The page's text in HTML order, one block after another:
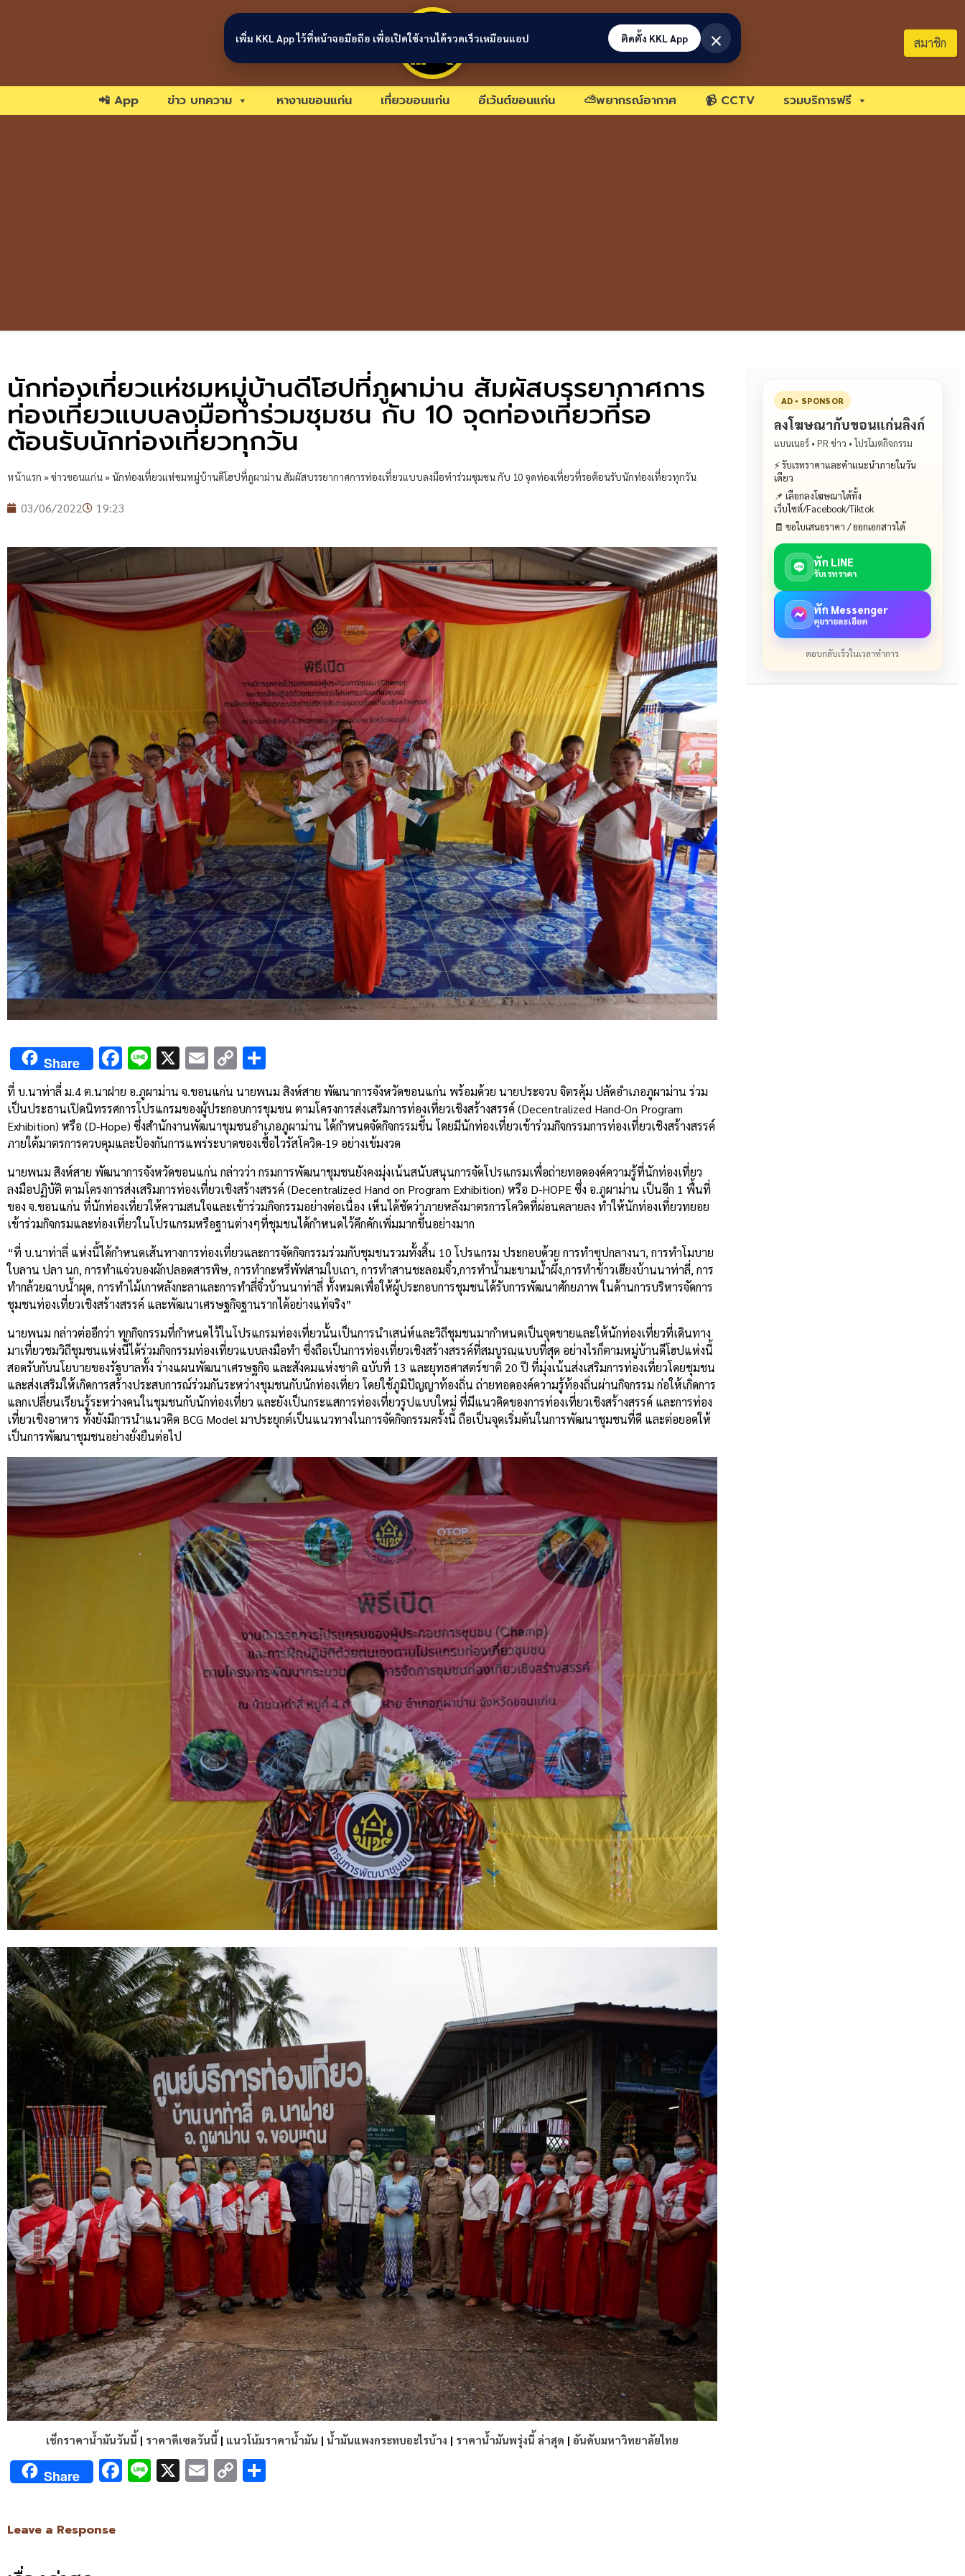
ขอนแก่นลิงก์ สมาชิก
📲 App ข่าว บทความ หางานขอนแก่น เที่ยวขอนแก่น อีเว้นต์ขอนแก่น ⛅พยากรณ์อากาศ 📹 CCTV รวมบริการฟรี
นักท่องเที่ยวแห่ชมหมู่บ้านดีโฮปที่ภูผาม่าน สัมผัสบรรยากาศการ
ท่องเที่ยวแบบลงมือทำร่วมชุมชน กับ 10 จุดท่องเที่ยวที่รอ
ต้อนรับนักท่องเที่ยวทุกวัน
หน้าแรก »ข่าวขอนแก่น» นักท่องเที่ยวแห่ชมหมู่บ้านดีโฮปที่ภูผาม่าน สัมผัสบรรยากาศการท่องเที่ยวแบบลงมือทำร่วมชุมชน กับ 10 จุดท่องเที่ยวที่รอต้อนรับนักท่องเที่ยวทุกวัน
03/06/2022 19:23
Share Facebook
Line
X Email
Copy
ที่ บ.นาท่าลี่ ม.4 ต.นาฝาย อ.ภูผาม่าน จ.ขอนแก่น นายพนม สิงห์สาย พัฒนาการจังหวัดขอนแก่น พร้อมด้วย นายประจวบ จิตรคุ้ม ปลัดอำเภอภูผาม่าน ร่วม
เป็นประธานเปิดนิทรรศการโปรแกรมของผู้ประกอบการชุมชน ตามโครงการส่งเสริมการท่องเที่ยวเชิงสร้างสรรค์ (Decentralized Hand-On Program
Exhibition) หรือ (D-Hope) ซึ่งสำนักงานพัฒนาชุมชนอำเภอภูผาม่าน ได้กำหนดจัดกิจกรรมขึ้น โดยมีนักท่องเที่ยวเข้าร่วมกิจกรรมการท่องเที่ยวเชิงสร้างสรรค์
ภายใต้มาตรการควบคุมและป้องกันการแพร่ระบาดของเชื้อไวรัสโควิด-19 อย่างเข้มงวด
นายพนม สิงห์สาย พัฒนาการจังหวัดขอนแก่น กล่าวว่า กรมการพัฒนาชุมชนยังคงมุ่งเน้นสนับสนุนการจัดโปรแกรมเพื่อถ่ายทอดองค์ความรู้ที่นักท่องเที่ยว
ลงมือปฏิบัติ ตามโครงการส่งเสริมการท่องเที่ยวเชิงสร้างสรรค์ (Decentralized Hand on Program Exhibition) หรือ D-HOPE ซึ่ง อ.ภูผาม่าน เป็นอีก 1 พื้นที่
ของ จ.ขอนแก่น ที่นักท่องเที่ยวให้ความสนใจและเข้าร่วมกิจกรรมอย่างต่อเนื่อง เห็นได้ชัดว่าภายหลังมาตรการโควิดที่ผ่อนคลายลง ทำให้นักท่องเที่ยวทยอย
เข้าร่วมกิจกรมและท่องเที่ยวในโปรแกรมหรือฐานต่างๆที่ชุมชนได้กำหนดไว้คึกคักเพิ่มมากขึ้นอย่างมาก
“ที่ บ.นาท่าลี่ แห่งนี้ได้กำหนดเส้นทางการท่องเที่ยวและการจัดกิจกรรมร่วมกับชุมชนรวมทั้งสิ้น 10 โปรแกรม ประกอบด้วย การทำซุปกลางนา, การทำโมบาย
ใบลาน ปลา นก, การทำแจ่วบองผักปลอดสารพิษ, การทำกะหรี่พัฟสามใบเถา, การทำสานชะลอมจิ๋ว,การทำน้ำมะขามน้ำผึ้ง,การทำข้าวเฮียงบ้านนาท่าลี่, การ
ทำกล้วยฉาบน้ำผุด, การทำไม้เกาหลังกะลาและการทำลี่จิ๋วบ้านนาท่าลี่ ทั้งหมดเพื่อให้ผู้ประกอบการชุมชนได้รับการพัฒนาศักยภาพ ในด้านการบริหารจัดการ
ชุมชนท่องเที่ยวเชิงสร้างสรรค์ และพัฒนาเศรษฐกิจฐานรากได้อย่างแท้จริง”
นายพนม กล่าวต่ออีกว่า ทุกกิจกรรมที่กำหนดไว้ในโปรแกรมท่องเที่ยวนั้นเป็นการนำเสน่ห์และวิถีชุมชนมากำหนดเป็นจุดขายและให้นักท่องเที่ยวที่เดินทาง
มาเที่ยวชมวิถีชุมชนแห่งนี้ได้ร่วมกิจกรรมท่องเที่ยวแบบลงมือทำ ซึ่งถือเป็นการท่องเที่ยวเชิงสร้างสรรค์ที่สมบูรณฺแบบที่สุด อย่างไรก็ตามหมู่บ้านดีโฮปแห่งนี้
สอดรับกับนโยบายของรัฐบาลทั้ง ร่างแผนพัฒนาเศรษฐกิจ และสังคมแห่งชาติ ฉบับที่ 13 และยุทธศาสตร์ชาติ 20 ปี ที่มุ่งเน้นส่งเสริมการท่องเที่ยวโดยชุมชน
และส่งเสริมให้เกิดการสร้างประสบการณ์ร่วมกันระหว่างชุมชนกับนักท่องเที่ยว โดยใช้ภูมิปัญญาท้องถิ่น ถ่ายทอดองค์ความรู้ท้องถิ่นผ่านกิจกรรม ก่อให้เกิดการ
แลกเปลี่ยนเรียนรู้ระหว่างคนในชุมชนกับนักท่องเที่ยว และยังเป็นกระแสการท่องเที่ยวรูปแบบใหม่ ที่มีแนวคิดของการท่องเที่ยวเชิงสร้างสรรค์ และการท่อง
เที่ยวเชิงอาหาร ทั้งยังมีการนำแนวคิด BCG Model มาประยุกต์เป็นแนวทางในการจัดกิจกรรมครั้งนี้ ถือเป็นจุดเริ่มต้นในการพัฒนาชุมชนที่ดี และต่อยอดให้
เป็นการพัฒนาชุมชนอย่างยั่งยืนต่อไป
เช็กราคาน้ำมันวันนี้ | ราคาดีเซลวันนี้ | แนวโน้มราคาน้ำมัน | น้ำมันแพงกระทบอะไรบ้าง | ราคาน้ำมันพรุ่งนี้ ล่าสุด | อันดับมหาวิทยาลัยไทย
Share Facebook
Line
X Email
Copy
Leave a Response
AD • SPONSOR
ลงโฆษณากับขอนแก่นลิงก์
แบนเนอร์ • PR ข่าว • โปรโมตกิจกรรม
⚡ รับเรทราคาและคำแนะนำภายในวัน
เดียว
📌 เลือกลงโฆษณาได้ทั้ง
เว็บไซต์/Facebook/Tiktok
🧾 ขอใบเสนอราคา / ออกเอกสารได้
ทัก LINE
รับเรทราคา
ทัก Messenger
คุยรายละเอียด
ตอบกลับเร็วในเวลาทำการ
เพิ่ม KKL App ไว้ที่หน้าจอมือถือ เพื่อเปิดใช้งานได้รวดเร็วเหมือนแอป ติดตั้ง KKL App ×